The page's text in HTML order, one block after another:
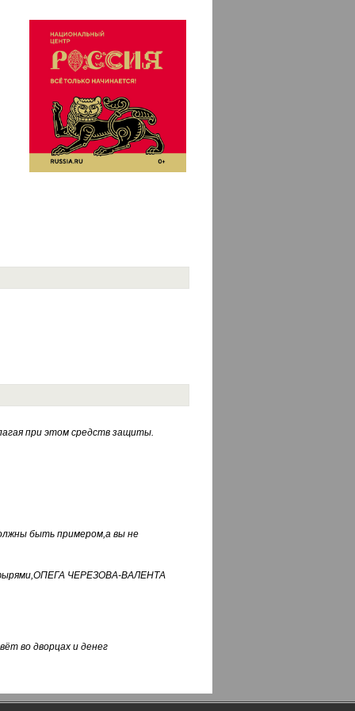
при этом средств защиты.
быть примером,а вы не
ЧЕРЕЗОВА-ВАЛЕНТА
во дворцах и денег